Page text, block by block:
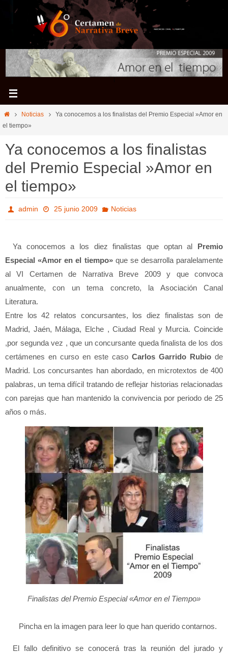
InicioNoticias
Ya conocemos a los finalistas del Premio Especial »Amor en
el tiempo»
Ya conocemos a los finalistas
del Premio Especial »Amor en
el tiempo»
admin 25 junio 2009 Noticias
Ya conocemos a los diez finalistas que optan al Premio
Especial «Amor en el tiempo» que se desarrolla paralelamente
al VI Certamen de Narrativa Breve 2009 y que convoca
anualmente, con un tema concreto, la Asociación Canal
Literatura.
Entre los 42 relatos concursantes, los diez finalistas son de
Madrid, Jaén, Málaga, Elche , Ciudad Real y Murcia. Coincide
,por segunda vez , que un concursante queda finalista de los dos
certámenes en curso en este caso Carlos Garrido Rubio de
Madrid. Los concursantes han abordado, en microtextos de 400
palabras, un tema difícil tratando de reflejar historias relacionadas
con parejas que han mantenido la convivencia por periodo de 25
años o más.
Finalistas del Premio Especial «Amor en el Tiempo»
Pincha en la imagen para leer lo que han querido contarnos.
El fallo definitivo se conocerá tras la reunión del jurado y